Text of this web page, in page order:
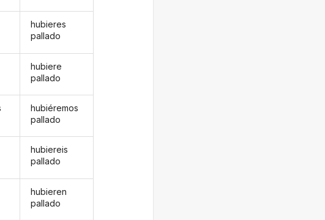
hubieres
pallado
hubiere
pallado
hubiéremos
pallado
hubiereis
pallado
hubieren
pallado